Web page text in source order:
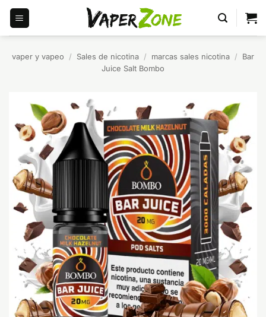
Saltar
contenido
vaper y vapeo / Sales de nicotina / marcas sales nicotina /
Bar
Juice Salt Bombo